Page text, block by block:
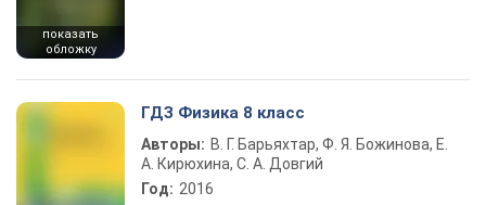
показать
обложку
ГДЗ Физика 8 класс
Авторы: В. Г. Барьяхтар, Ф. Я. Божинова, Е.
А. Кирюхина, С. А. Довгий
Год: 2016